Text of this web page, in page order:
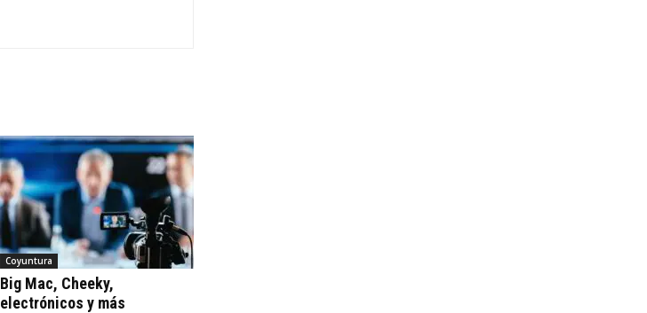
Coyuntura
Big Mac, Cheeky,
electrónicos y más